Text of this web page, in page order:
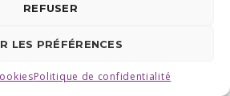
REFUSER
LES PRÉFÉRENCES
Politique de confidentialité